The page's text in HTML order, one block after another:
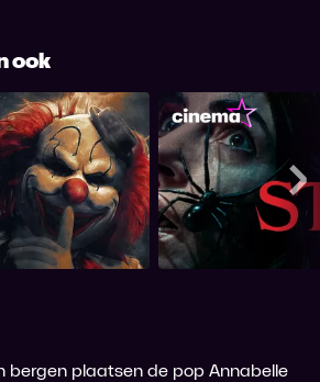
ook
bergen plaatsen de pop Annabelle